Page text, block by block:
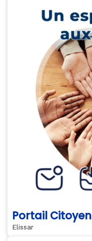
Portail Citoyen
Elissar